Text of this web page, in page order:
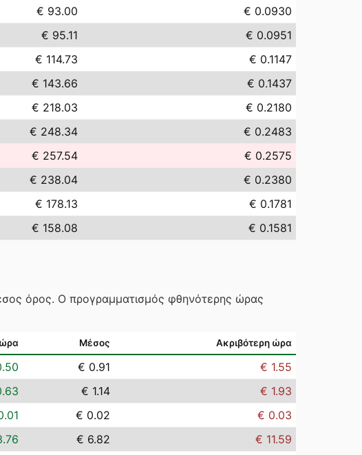
€ 93.00
€ 0.0930
€ 95.11
€ 0.0951
€ 114.73
€ 0.1147
€ 143.66
€ 0.1437
€ 218.03
€ 0.2180
€ 248.34
€ 0.2483
€ 257.54
€ 0.2575
€ 238.04
€ 0.2380
€ 178.13
€ 0.1781
€ 158.08 € 0.1581
όρος. Ο προγραμματισμός φθηνότερης ώρας
Μέσος Ακριβότερη ώρα
€ 0.91
€ 1.55
€ 1.14
€ 1.93
€ 0.02
€ 0.03
€ 6.82
€ 11.59